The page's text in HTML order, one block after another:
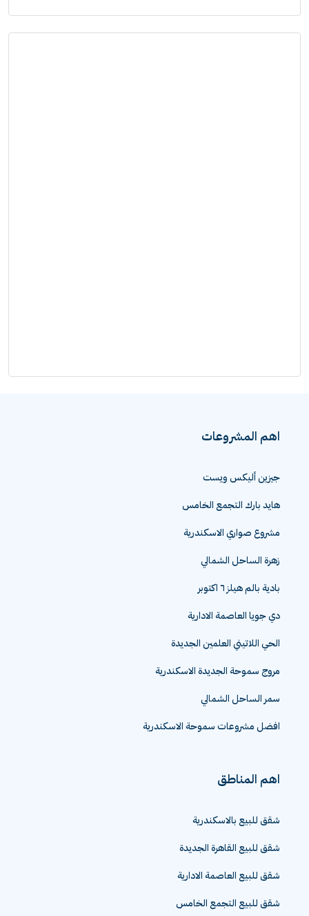
اهم المشروعات
جيزين أليكس ويست
هايد بارك التجمع الخامس
مشروع صواري الاسكندرية
زهرة الساحل الشمالي
بادية بالم هيلز ٦ اكتوبر
دي جويا العاصمة الادارية
الحي اللاتيني العلمين الجديدة
مروج سموحة الجديدة الاسكندرية
سمر الساحل الشمالي
افضل مشروعات سموحة الاسكندرية
اهم المناطق
شقق للبيع بالاسكندرية
شقق للبيع القاهرة الجديدة
شقق للبيع العاصمة الادارية
شقق للبيع التجمع الخامس